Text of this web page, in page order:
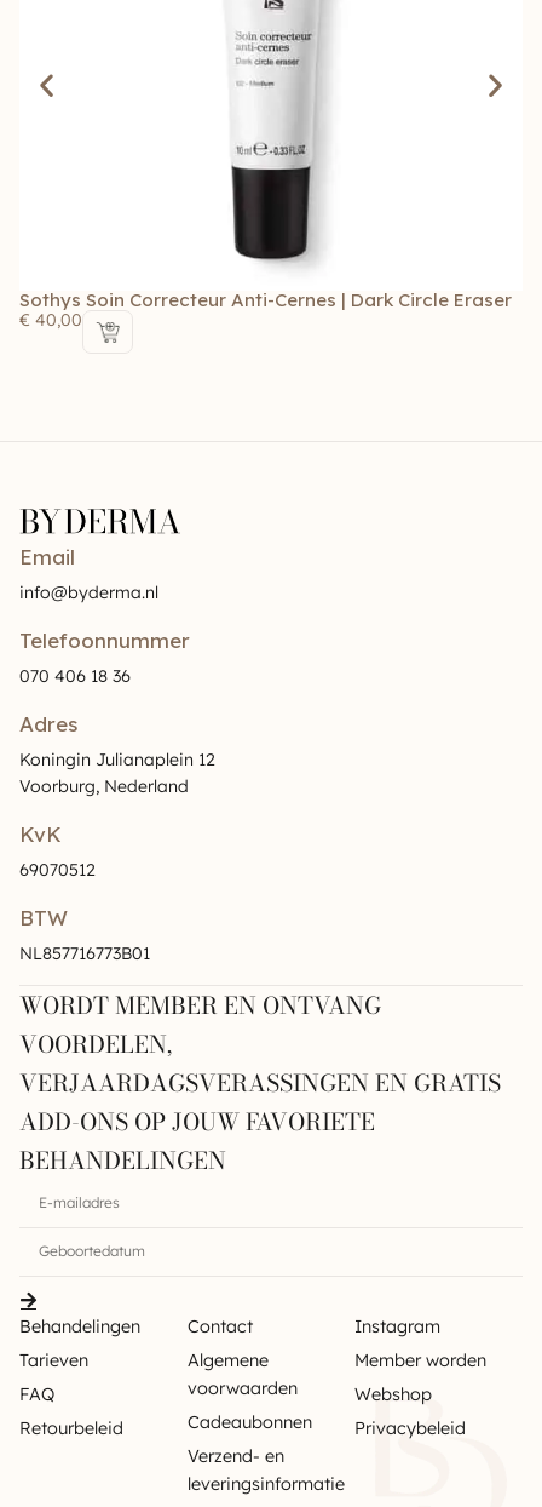
Sothys Soin Correcteur Anti-Cernes | Dark Circle Eraser
€ 40,00
Email
info@byderma.nl
Telefoonnummer
070 406 18 36
Adres
Koningin Julianaplein 12
Voorburg, Nederland
KvK
69070512
BTW
NL857716773B01
WORDT MEMBER EN ONTVANG
VOORDELEN,
VERJAARDAGSVERASSINGEN EN GRATIS
ADD-ONS OP JOUW FAVORIETE
BEHANDELINGEN
Behandelingen
Tarieven
FAQ
Retourbeleid
Contact
Algemene
voorwaarden
Cadeaubonnen
Verzend- en
leveringsinformatie
Instagram
Member worden
Webshop
Privacybeleid